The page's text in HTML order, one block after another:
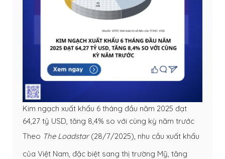
Kim ngạch xuất khẩu 6 tháng đầu năm 2025 đạt
64,27 tỷ USD, tăng 8,4% so với cùng kỳ năm trước
Theo The Loadstar(28/7/2025), nhu cầu xuất khẩu
của Việt Nam, đặc biệt sang thị trường Mỹ, tăng